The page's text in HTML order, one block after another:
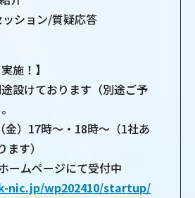
ション/質疑応答
施！】
設けております（別途ご予
金）17時～・18時～（1社あ
す）
ームページにて受付中
nic.jp/wp202410/startup/